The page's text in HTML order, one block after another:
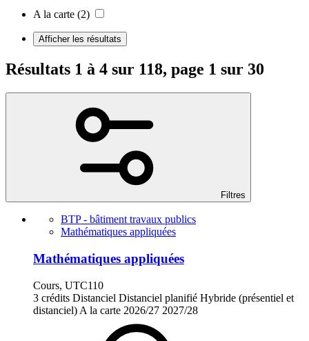
A la carte (2)
Afficher les résultats
Résultats 1 à 4 sur 118, page 1 sur 30
Filtres
BTP - bâtiment travaux publics
Mathématiques appliquées
Mathématiques appliquées
Cours, UTC110
3 crédits Distanciel Distanciel planifié Hybride (présentiel et
distanciel) A la carte 2026/27 2027/28